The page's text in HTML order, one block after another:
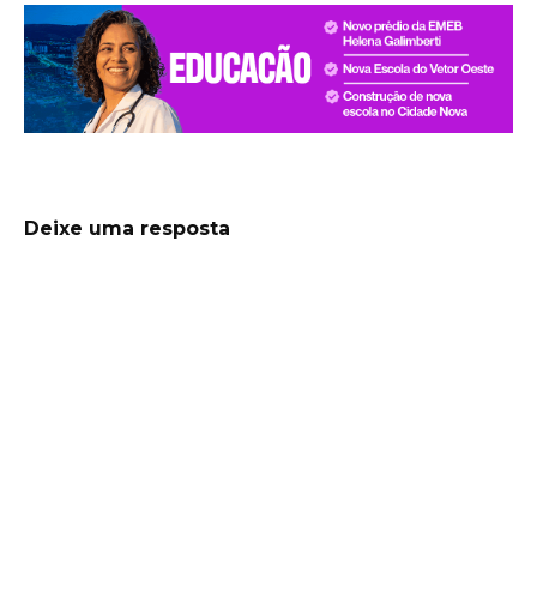
Deixe uma resposta